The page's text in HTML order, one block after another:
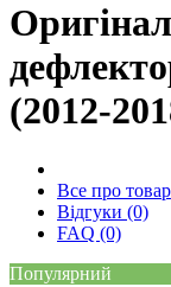
(2012-
Все про товар
Відгуки (0)
FAQ (0)
Популярний